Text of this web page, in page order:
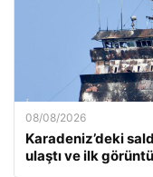
08/08/2026
Karadeniz’deki
ulaştı ve ilk